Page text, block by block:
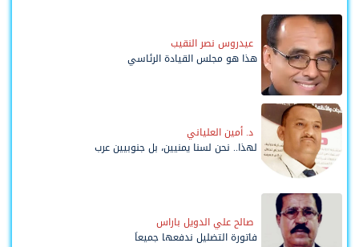
عيدروس نصر النقيب
هذا هو مجلس القيادة الرئاسي
د. أمين العلياني
لهذا.. نحن لسنا يمنيين، بل جنوبيين عرب
صالح علي الدويل باراس
فاتورة التضليل ندفعها جميعاً